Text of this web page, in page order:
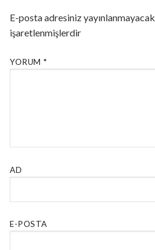
E-posta adresiniz yayınlanmayacak.
işaretlenmişlerdir
YORUM *
AD
E-POSTA